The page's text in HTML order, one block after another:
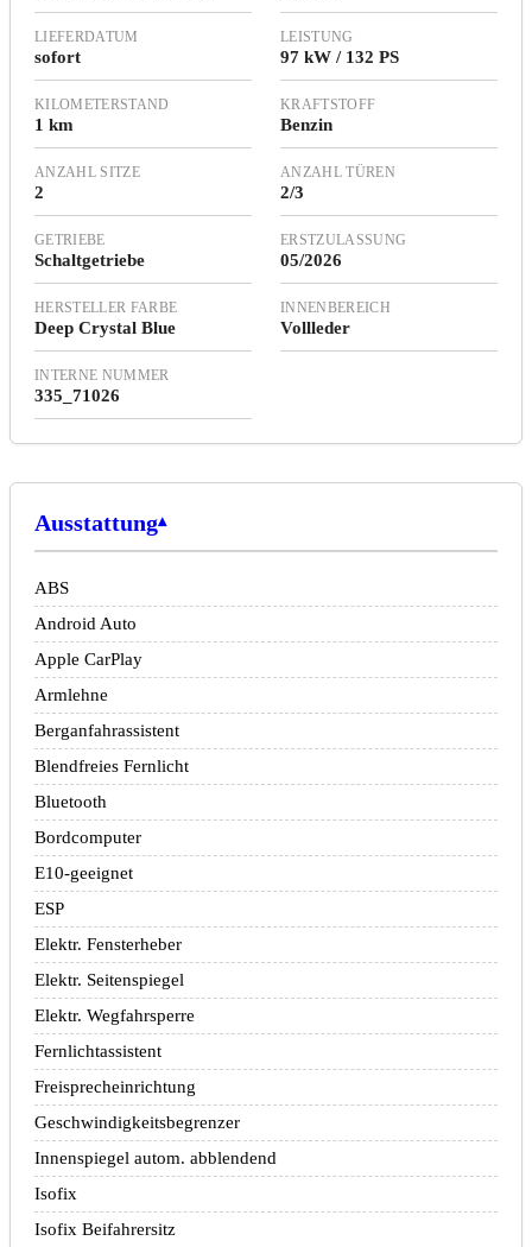
LIEFERDATUM
sofort
LEISTUNG
97 kW / 132 PS
KILOMETERSTAND
1 km
KRAFTSTOFF
Benzin
ANZAHL SITZE
2
ANZAHL TÜREN
2/3
GETRIEBE
Schaltgetriebe
ERSTZULASSUNG
05/2026
HERSTELLER FARBE
Deep Crystal Blue
INNENBEREICH
Vollleder
INTERNE NUMMER
335_71026
Ausstattung
ABS
Android Auto
Apple CarPlay
Armlehne
Berganfahrassistent
Blendfreies Fernlicht
Bluetooth
Bordcomputer
E10-geeignet
ESP
Elektr. Fensterheber
Elektr. Seitenspiegel
Elektr. Wegfahrsperre
Fernlichtassistent
Freisprecheinrichtung
Geschwindigkeitsbegrenzer
Innenspiegel autom. abblendend
Isofix
Isofix Beifahrersitz